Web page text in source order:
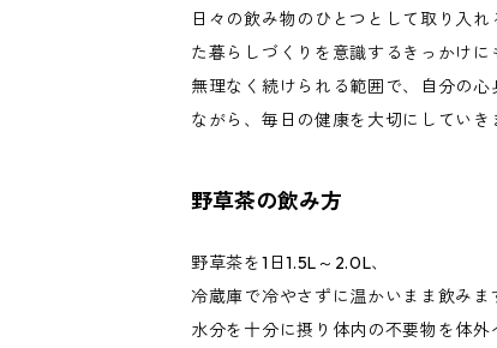
日々の飲み物のひとつとして取り入
た暮らしづくりを意識するきっかけに
無理なく続けられる範囲で、自分の
ながら、毎日の健康を大切にしていき
野草茶の飲み方
野草茶を1日1.5L～2.0L、
冷蔵庫で冷やさずに温かいまま飲みま
水分を十分に摂り体内の不要物を体外